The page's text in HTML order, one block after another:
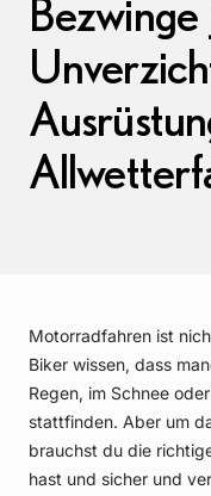
Motorradfahren ist
Biker wissen, dass
Regen, im Schnee
stattfinden. Aber um
brauchst du die
hast und sicher und